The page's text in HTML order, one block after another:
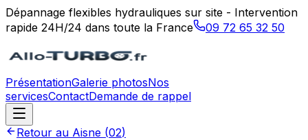
Dépannage flexibles hydrauliques sur site - Intervention
rapide 24H/24 dans toute la France
09 72 65 32 50
PrésentationGalerie photosNos
servicesContactDemande de rappel
Retour au Aisne (02)